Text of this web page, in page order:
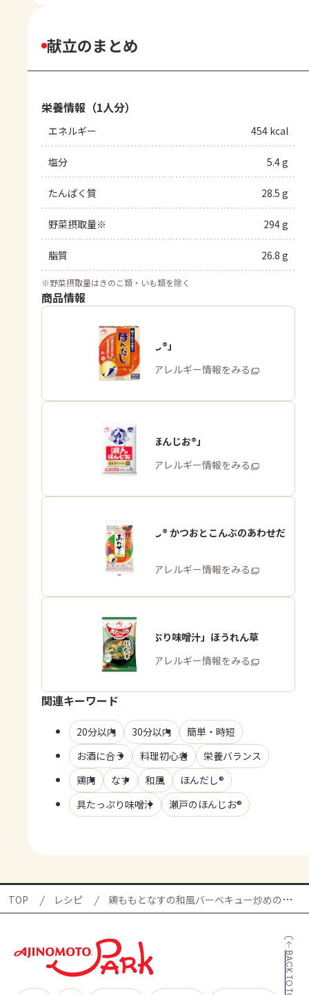
献立のまとめ
栄養情報（1人分）
エネルギー 454 kcal
塩分 5.4 g
たんぱく質 28.5 g
野菜摂取量※ 294 g
脂質 26.8 g
※野菜摂取量はきのこ類・いも類を除く
商品情報
「ほんだし®」
商品・アレルギー情報をみる
「瀬戸のほんじお®」
商品・アレルギー情報をみる
「ほんだし® かつおとこんぶのあわせだ
し」
商品・アレルギー情報をみる
「具たっぷり味噌汁」ほうれん草
商品・アレルギー情報をみる
関連キーワード
20分以内 30分以内
簡単・時短
お酒に合う
料理初心者
栄養バランス
鶏肉
なす 和風
ほんだし®
具たっぷり味噌汁
瀬戸のほんじお®
TOP レシピ 鶏ももとなすの和風バーベキュー炒めの献立
BACK TO TOP